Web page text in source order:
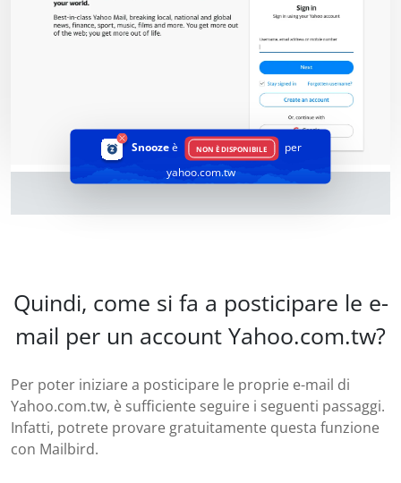
Snoozeè NON È DISPONIBILE
per
yahoo.com.tw
Quindi, come si fa a posticipare le e-
mail per un account Yahoo.com.tw?
Per poter iniziare a posticipare le proprie e-mail di
Yahoo.com.tw, è sufficiente seguire i seguenti passaggi.
Infatti, potrete provare gratuitamente questa funzione
con Mailbird.